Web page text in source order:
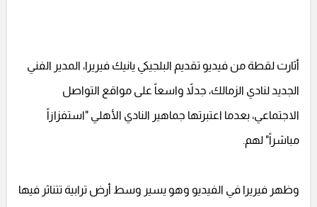
أثارت لقطة من فيديو تقديم البلجيكي يانيك فيريرا، المدير الفني
الجديد لنادي الزمالك، جدلاً واسعاً على مواقع التواصل
الاجتماعي، بعدما اعتبرتها جماهير النادي الأهلي "استفزازاً
مباشراً" لهم.
وظهر فيريرا في الفيديو وهو يسير وسط أرض ترابية تتناثر فيها